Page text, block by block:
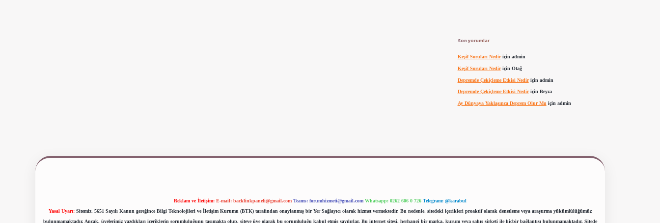
Son yorumlar
Keşif Soruları Nediriçin admin
Keşif Soruları Nediriçin Otağ
Depremde Çekiçleme Etkisi Nediriçin admin
Depremde Çekiçleme Etkisi Nediriçin Beyza
Ay Dünyaya Yaklaşınca Deprem Olur Mu için admin
Reklam ve İletişim: E-mail: backlinkpaneli@gmail.com Teams: forumhizmeti@gmail.com Whatsapp: 0262 606 0 726 Telegram: @karabul
Yasal Uyarı: Sitemiz, 5651 Sayılı Kanun gereğince Bilgi Teknolojileri ve İletişim Kurumu (BTK) tarafından onaylanmış bir Yer Sağlayıcı olarak hizmet vermektedir. Bu nedenle, sitedeki içerikleri proaktif olarak denetleme veya araştırma yükümlülüğümüz
bulunmamaktadır. Ancak, üyelerimiz yazdıkları içeriklerin sorumluluğunu taşımakta olup, siteye üye olarak bu sorumluluğu kabul etmiş sayılırlar. Bu internet sitesi, herhangi bir marka, kurum veya şahıs şirketi ile hiçbir bağlantısı bulunmamaktadır. Sitede